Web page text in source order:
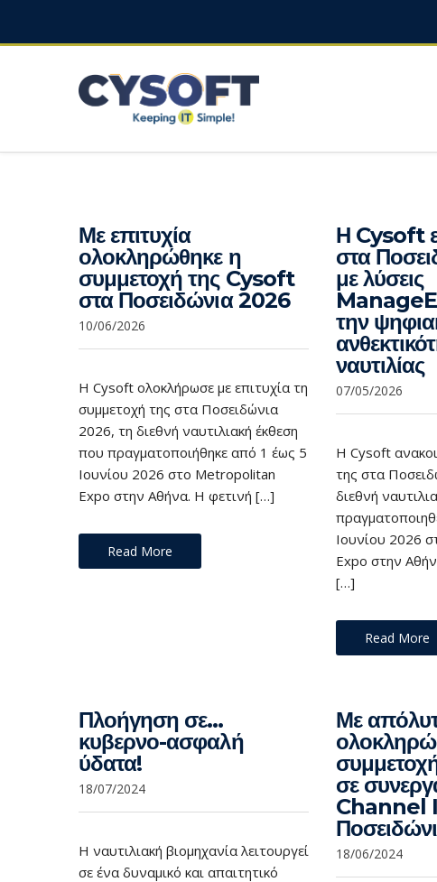
Με επιτυχία
ολοκληρώθηκε η
συμμετοχή της Cysoft
στα Ποσειδώνια 2026
10/06/2026
Η Cysoft ολοκλήρωσε με επιτυχία τη
συμμετοχή της στα Ποσειδώνια
2026, τη διεθνή ναυτιλιακή έκθεση
που πραγματοποιήθηκε από 1 έως 5
Ιουνίου 2026 στο Metropolitan
Expo στην Αθήνα. Η φετινή […]
Read More
Η Cysoft
στα
με λύσεις
την
ναυτιλίας
07/05/2026
Η Cysoft
της στα
διεθνή
Ιουνίου 2026
Expo στην
[…]
Read More
Πλοήγηση σε…
κυβερνο-ασφαλή
ύδατα!
18/07/2024
Η ναυτιλιακή βιομηχανία λειτουργεί
σε ένα δυναμικό και απαιτητικό
Με
σε
Channel
18/06/2024